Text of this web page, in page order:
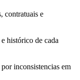
contratuais e
histórico de cada
inconsistencias em